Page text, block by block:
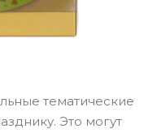
тематические
Это могут